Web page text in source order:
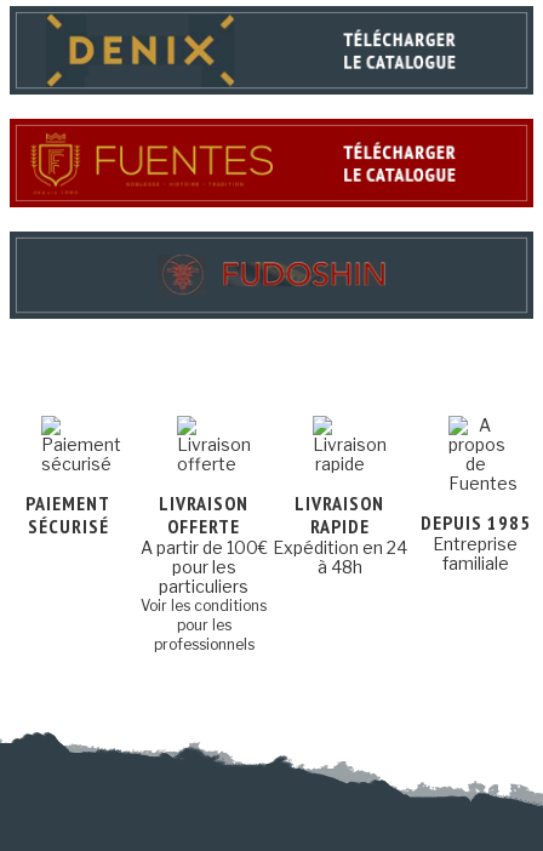
PAIEMENT
SÉCURISÉ
LIVRAISON
OFFERTE
A partir de 100€
pour les
particuliers
Voir les conditions
pour les
professionnels
LIVRAISON
RAPIDE
Expédition en 24
à 48h
DEPUIS 1985
Entreprise
familiale